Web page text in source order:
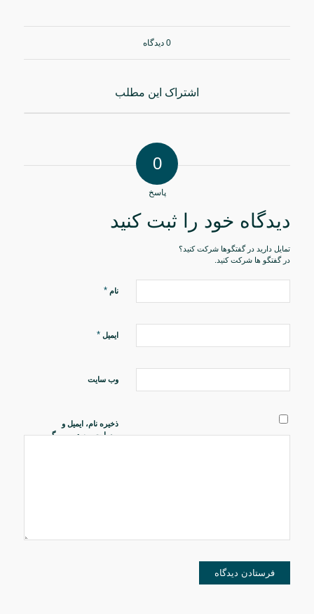
0 دیدگاه
اشتراک این مطلب
0
پاسخ
دیدگاه خود را ثبت کنید
تمایل دارید در گفتگوها شرکت کنید؟
در گفتگو ها شرکت کنید.
نام *
ایمیل *
وب‌ سایت
ذخیره نام، ایمیل و
وبسایت من در مرورگر